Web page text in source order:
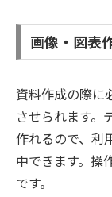
画像・図表
資料作成の際に
させられます。
作れるので、利
中できます。操
です。